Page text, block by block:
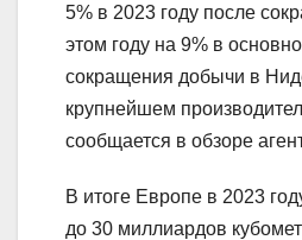
5% в 2023 году после
этом году на 9% в
сокращения добычи в
крупнейшем
сообщается в обзоре
В итоге Европе в 2023
до 30 миллиардов